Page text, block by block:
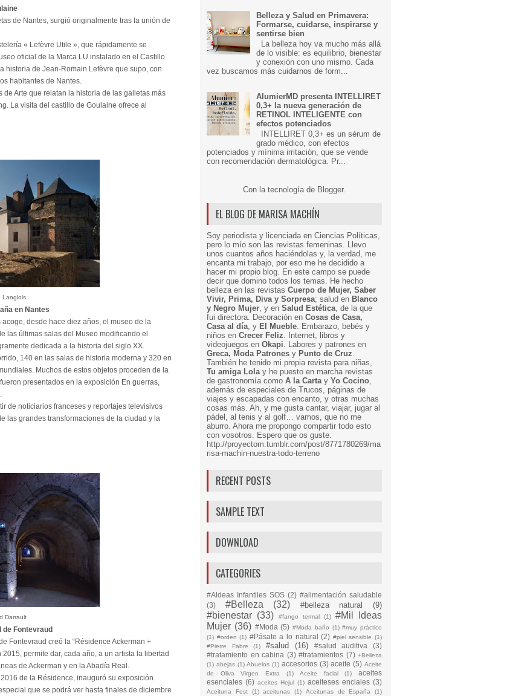
de Nantes, surgió originalmente tras la unión de
« Lefèvre Utile », que rápidamente se
oficial de la Marca LU instalado en el Castillo
historia de Jean-Romain Lefèvre que supo, con
habitantes de Nantes.
Arte que relatan la historia de las galletas más
La visita del castillo de Goulaine ofrece al
Langlois
en Nantes
desde hace diez años, el museo de la
las últimas salas del Museo modificando el
dedicada a la historia del siglo XX.
140 en las salas de historia moderna y 320 en
Muchos de estos objetos proceden de la
presentados en la exposición En guerras,
de noticiarios franceses y reportajes televisivos
las grandes transformaciones de la ciudad y la
Darrault
Fontevraud
Fontevraud creó la “Résidence Ackerman +
permite dar, cada año, a un artista la libertad
de Ackerman y en la Abadía Real.
de la Résidence, inauguró su exposición
que se podrá ver hasta finales de diciembre
Belleza y Salud en Primavera:
Formarse, cuidarse, inspirarse y
sentirse bien
La belleza hoy va mucho más allá
de lo visible: es equilibrio, bienestar
y conexión con uno mismo. Cada
vez buscamos más cuidarnos de form...
AlumierMD presenta INTELLIRET
0,3+ la nueva generación de
RETINOL INTELIGENTE con
efectos potenciados
INTELLIRET 0,3+ es un sérum de
grado médico, con efectos
potenciados y mínima irritación, que se vende
con recomendación dermatológica. Pr...
Con la tecnología de Blogger.
EL BLOG DE MARISA MACHÍN
Soy periodista y licenciada en Ciencias Políticas,
pero lo mío son las revistas femeninas. Llevo
unos cuantos años haciéndolas y, la verdad, me
encanta mi trabajo, por eso me he decidido a
hacer mi propio blog. En este campo se puede
decir que domino todos los temas. He hecho
belleza en las revistas Cuerpo de Mujer, Saber
Vivir, Prima, Diva y Sorpresa; salud en Blanco
y Negro Mujer, y en Salud Estética, de la que
fui directora. Decoración en Cosas de Casa,
Casa al día, y El Mueble. Embarazo, bebés y
niños en Crecer Feliz. Internet, libros y
videojuegos en Okapi. Labores y patrones en
Greca, Moda Patrones y Punto de Cruz.
También he tenido mi propia revista para niñas,
Tu amiga Lolay he puesto en marcha revistas
de gastronomía como A la Cartay Yo Cocino,
además de especiales de Trucos, páginas de
viajes y escapadas con encanto, y otras muchas
cosas más. Ah, y me gusta cantar, viajar, jugar al
pádel, al tenis y al golf… vamos, que no me
aburro. Ahora me propongo compartir todo esto
con vosotros. Espero que os guste.
http://proyectom.tumblr.com/post/8771780269/ma
risa-machin-nuestra-todo-terreno
RECENT POSTS
SAMPLE TEXT
DOWNLOAD
CATEGORIES
#Aldeas Infantiles SOS (2) #alimentación saludable
(3)
#Belleza (32) #belleza natural (9)
#bienestar (33) #fango termal (1)
#Mil Ideas
Mujer (36) #Moda (5) #Moda baño (1) #muy práctico
(1) #orden (1) #Pásate a lo natural (2) #piel sensible (1)
#Pierre Fabre
(1) #salud (16) #salud auditiva
(3)
#tratamiento en cabina (3) #tratamientos (7) +Belleza
(1) abejas (1) Abuelos (1) accesorios (3) aceite (5) Aceite
de Oliva Virgen Extra
(1) Aceite facial (1)
aceites
esenciales (6) aceites Hejul (1) aceiteses enciales (3)
Aceituna Fest (1) aceitunas (1) Aceitunas de España
(1)